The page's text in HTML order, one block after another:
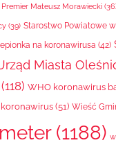
Premier Mateusz Morawiecki
(39) Starostwo Powiatowe
na koronawirusa (42)
Miasta
(118) WHO koronawirus
(51) Wieść
(1188)